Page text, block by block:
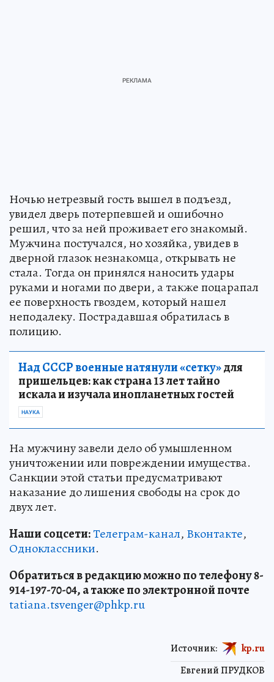
Ночью нетрезвый гость вышел в подъезд,
увидел дверь потерпевшей и ошибочно
решил, что за ней проживает его знакомый.
Мужчина постучался, но хозяйка, увидев в
дверной глазок незнакомца, открывать не
стала. Тогда он принялся наносить удары
руками и ногами по двери, а также поцарапал
ее поверхность гвоздем, который нашел
неподалеку. Пострадавшая обратилась в
полицию.
Над СССР военные натянули «сетку»для
пришельцев: как страна 13 лет тайно
искала и изучала инопланетных гостей
НАУКА
На мужчину завели дело об умышленном
уничтожении или повреждении имущества.
Санкции этой статьи предусматривают
наказание до лишения свободы на срок до
двух лет.
Наши соцсети:Телеграм-канал, Вконтакте,
Одноклассники.
Обратиться в редакцию можно по телефону 8-
914-197-70-04, а также по электронной почте
tatiana.tsvenger@phkp.ru
Евгений ПРУДКОВ
Источник: kp.ru